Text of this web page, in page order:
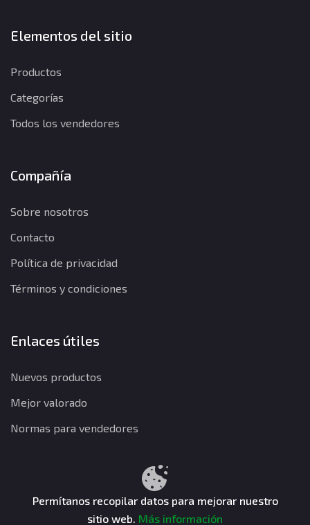
Elementos del sitio
Productos
Categorías
Todos los vendedores
Compañía
Sobre nosotros
Contacto
Política de privacidad
Términos y condiciones
Enlaces útiles
Nuevos productos
Mejor valorado
Normas para vendedores
Términos y condiciones
CuentasGO © 2026. Todos los derechos reservados.
Permítanos recopilar datos para mejorar nuestro
sitio web. Más información